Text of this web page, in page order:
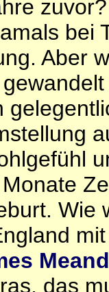
bei
Aber
Wie
das